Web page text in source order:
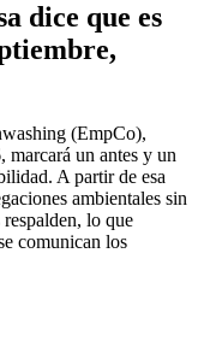
dice que es
(EmpCo),
marcará un antes y un
A partir de esa
ambientales sin
lo que
comunican los